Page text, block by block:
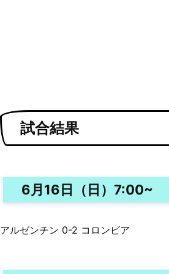
試合結果
6月16日（日）7:00~
アルゼンチン 0-2 コロンビア